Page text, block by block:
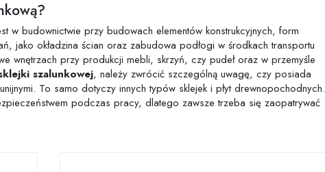
w budownictwie przy budowach elementów konstrukcyjnych, form
jako okładzina ścian oraz zabudowa podłogi w środkach transportu
wnętrzach przy produkcji mebli, skrzyń, czy pudeł oraz w przemyśle
szalunkowej, należy zwrócić szczególną uwagę, czy posiada
To samo dotyczy innych typów sklejek i płyt drewnopochodnych.
podczas pracy, dlatego zawsze trzeba się zaopatrywać